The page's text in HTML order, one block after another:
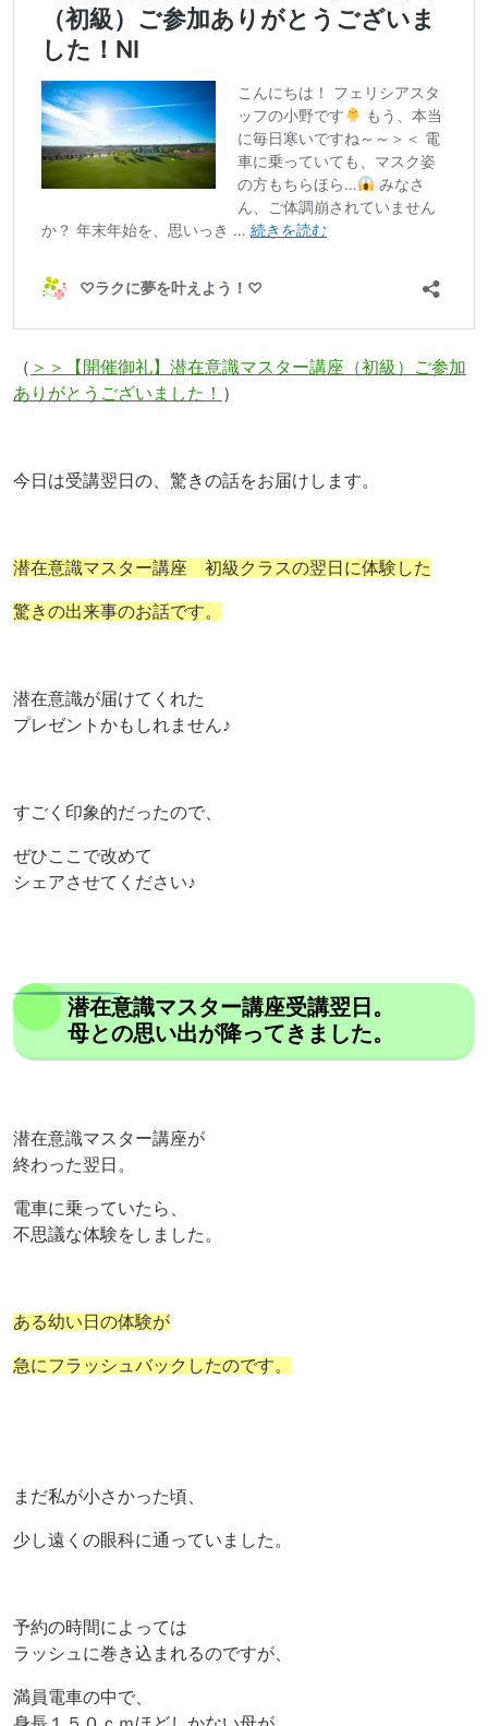
（ ＞＞【開催御礼】潜在意識マスター講座（初級）ご参加
ありがとうございました！ ）
今日は受講翌日の、驚きの話をお届けします。
潜在意識マスター講座 初級クラスの翌日に体験した
驚きの出来事のお話です。
潜在意識が届けてくれた
プレゼントかもしれません♪
すごく印象的だったので、
ぜひここで改めて
シェアさせてください♪
潜在意識マスター講座受講翌日。
母との思い出が降ってきました。
潜在意識マスター講座が
終わった翌日。
電車に乗っていたら、
不思議な体験をしました。
ある幼い日の体験が
急にフラッシュバックしたのです。
まだ私が小さかった頃、
少し遠くの眼科に通っていました。
予約の時間によっては
ラッシュに巻き込まれるのですが、
満員電車の中で、